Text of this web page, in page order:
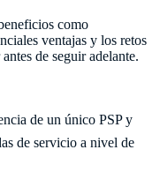
como
ventajas y los retos
de seguir adelante.
de un único PSP y
de servicio a nivel de